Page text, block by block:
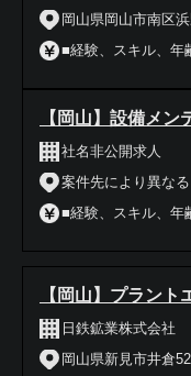
岡山県岡山市南区
■経験、スキル、年
【岡山】設備メン
社名非公開求人
案件先により異なる
■経験、スキル、年
【岡山】プラン
日鉄鉱業株式会社
岡山県新見市井倉